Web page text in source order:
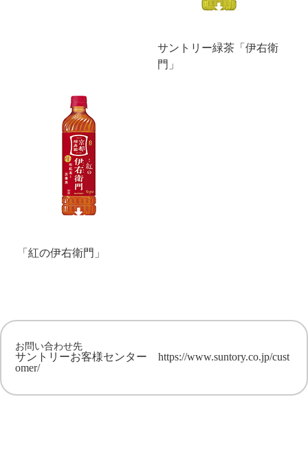
サントリー緑茶「伊右衛
門」
「紅の伊右衛門」
お問い合わせ先
サントリーお客様センター https://www.suntory.co.jp/cust
omer/